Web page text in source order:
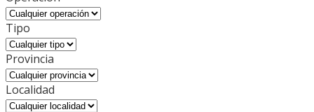
Tipo
Provincia
Localidad